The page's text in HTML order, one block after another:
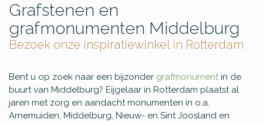
Grafstenen en
grafmonumenten Middelburg
Bezoek onze inspiratiewinkel in Rotterdam
Bent u op zoek naar een bijzonder grafmonument in de
buurt van Middelburg? Eijgelaar in Rotterdam plaatst al
jaren met zorg en aandacht monumenten in o.a.
Arnemuiden, Middelburg, Nieuw- en Sint Joosland en